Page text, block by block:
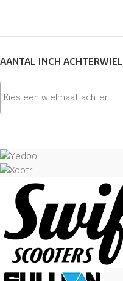
AANTAL INCH ACHTERWIEL